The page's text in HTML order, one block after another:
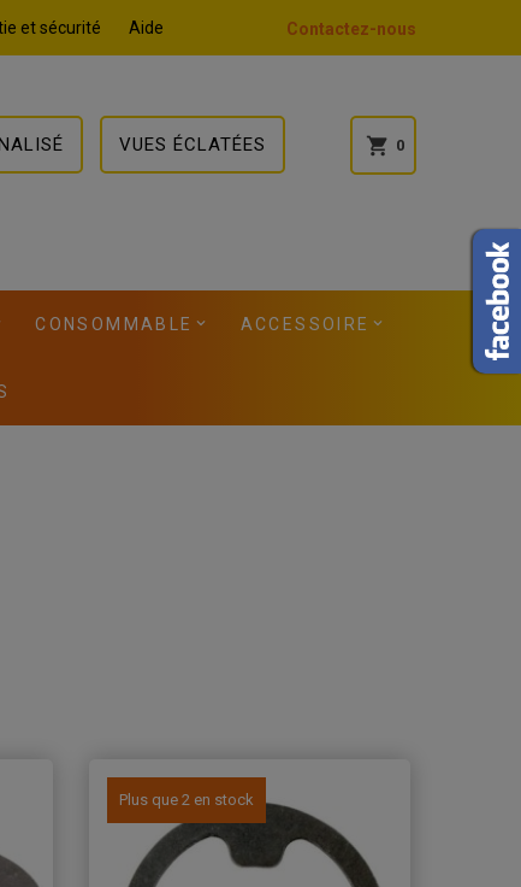
et sécurité Aide Contactez-nous
VUES ÉCLATÉES shopping_cart 0
CONSOMMABLE ACCESSOIRE
Plus que 2 en stock